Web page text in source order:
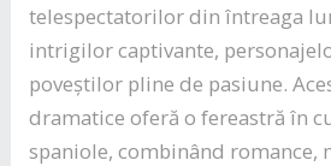
telespectatorilor din întreaga
intrigilor captivante,
poveștilor pline de pasiune.
dramatice oferă o fereastră în
spaniole, combinând romance,